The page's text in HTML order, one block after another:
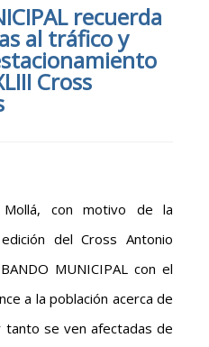
recuerda
al tráfico y
Cross
Mollá, con motivo de la
del Cross Antonio
MUNICIPAL con el
a la población acerca de
tanto se ven afectadas de